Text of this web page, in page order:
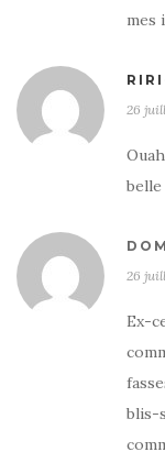
mes
26
26
Ex-
blis-